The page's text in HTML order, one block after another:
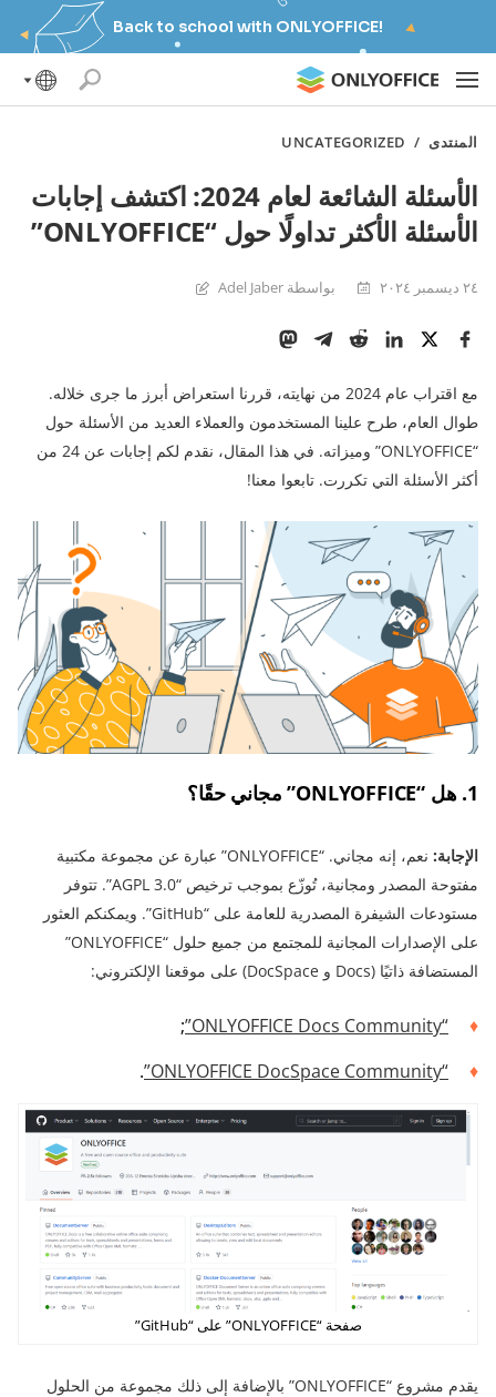
Back to school with ONLYOFFICE!
المنتدى /
UNCATEGORIZED
الأسئلة الشائعة لعام 2024: اكتشف إجابات
الأسئلة الأكثر تداولًا حول “ONLYOFFICE”
٢٤ ديسمبر ٢٠٢٤ بواسطة Adel Jaber
مع اقتراب عام 2024 من نهايته، قررنا استعراض أبرز ما جرى خلاله.
طوال العام، طرح علينا المستخدمون والعملاء العديد من الأسئلة حول
“ONLYOFFICE” وميزاته. في هذا المقال، نقدم لكم إجابات عن 24 من
أكثر الأسئلة التي تكررت. تابعوا معنا!
1. هل “ONLYOFFICE” مجاني حقًا؟
الإجابة:
نعم، إنه مجاني. “ONLYOFFICE” عبارة عن مجموعة مكتبية
مفتوحة المصدر ومجانية، تُوزّع بموجب ترخيص “AGPL 3.0”. تتوفر
مستودعات الشيفرة المصدرية للعامة على “GitHub”. ويمكنكم العثور
على الإصدارات المجانية للمجتمع من جميع حلول “ONLYOFFICE”
المستضافة ذاتيًا (Docs و DocSpace) على موقعنا الإلكتروني:
“ONLYOFFICE Docs Community”
;
“ONLYOFFICE DocSpace Community”
.
صفحة “ONLYOFFICE” على “GitHub”
يقدم مشروع “ONLYOFFICE” بالإضافة إلى ذلك مجموعة من الحلول